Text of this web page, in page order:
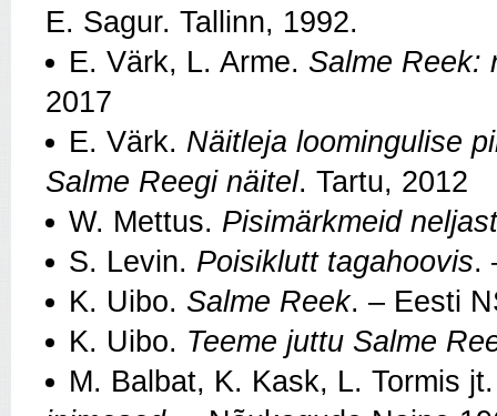
E. Sagur. Tallinn, 1992.
E. Värk, L. Arme. Salme Reek:
2017
E. Värk. Näitleja loomingulise
Salme Reegi näitel. Tartu, 2012
W. Mettus. Pisimärkmeid
S. Levin. Poisiklutt tagahoovis.
K. Uibo. Salme Reek. – Eesti
K. Uibo. Teeme juttu Salme
M. Balbat, K. Kask, L. Tormis